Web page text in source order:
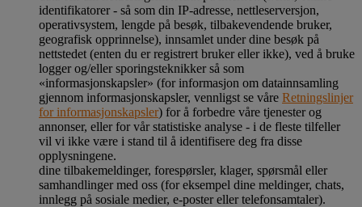
identifikatorer - så som din IP-adresse, nettleserversjon,
operativsystem, lengde på besøk, tilbakevendende bruker,
geografisk opprinnelse), innsamlet under dine besøk på
nettstedet (enten du er registrert bruker eller ikke), ved å bruke
logger og/eller sporingsteknikker så som
«informasjonskapsler» (for informasjon om datainnsamling
gjennom informasjonskapsler, vennligst se våre Retningslinjer
for informasjonskapsler) for å forbedre våre tjenester og
annonser, eller for vår statistiske analyse - i de fleste tilfeller
vil vi ikke være i stand til å identifisere deg fra disse
opplysningene.
dine tilbakemeldinger, forespørsler, klager, spørsmål eller
samhandlinger med oss (for eksempel dine meldinger, chats,
innlegg på sosiale medier, e-poster eller telefonsamtaler).